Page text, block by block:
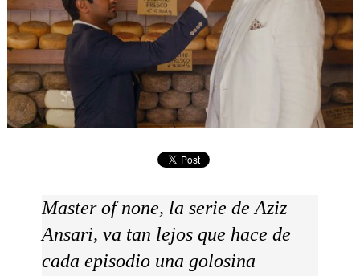
Master of none, la serie de Aziz
Ansari, va tan lejos que hace de
cada episodio una golosina